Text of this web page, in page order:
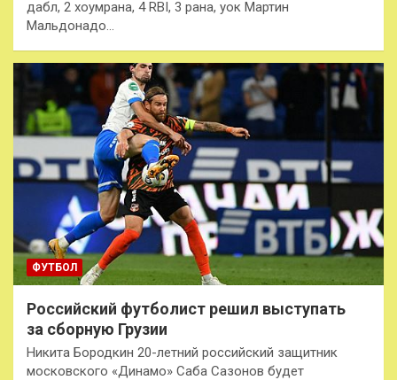
дабл, 2 хоумрана, 4 RBI, 3 рана, уок Мартин
Мальдонадо…
ФУТБОЛ
Российский футболист решил выступать
за сборную Грузии
Никита Бородкин 20-летний российский защитник
московского «Динамо» Саба Сазонов будет